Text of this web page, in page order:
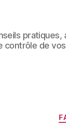
pratiques,
contrôle de